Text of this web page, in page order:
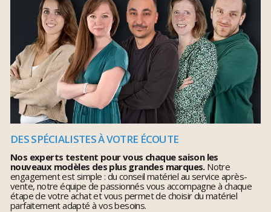
DES SPÉCIALISTES À VOTRE ÉCOUTE
Nos experts testent pour vous chaque saison les
nouveaux modèles des plus grandes marques.Notre
engagement est simple : du conseil matériel au service après-
vente, notre équipe de passionnés vous accompagne à chaque
étape de votre achat et vous permet de choisir du matériel
parfaitement adapté à vos besoins.